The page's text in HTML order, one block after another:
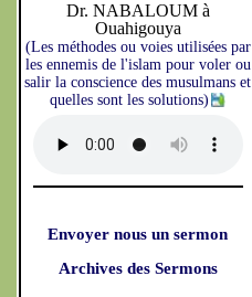
Dr. NABALOUM à
Ouahigouya
(Les méthodes ou voies utilisées par
les ennemis de l'islam pour voler ou
salir la conscience des musulmans et
quelles sont les solutions)
Envoyer nous un sermon
Archives des Sermons